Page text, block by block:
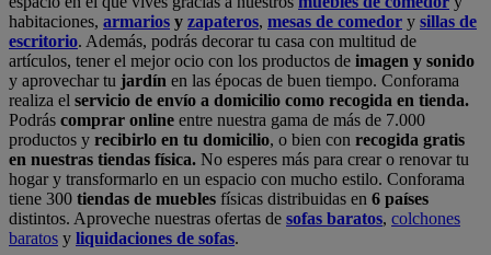
habitaciones, armarios y zapateros, mesas de comedor y sillas de
escritorio. Además, podrás decorar tu casa con multitud de
artículos, tener el mejor ocio con los productos de imagen y sonido
y aprovechar tu jardín en las épocas de buen tiempo. Conforama
realiza el servicio de envío a domicilio como recogida en tienda.
Podrás comprar online entre nuestra gama de más de 7.000
productos y recibirlo en tu domicilio, o bien con recogida gratis
en nuestras tiendas física. No esperes más para crear o renovar tu
hogar y transformarlo en un espacio con mucho estilo. Conforama
tiene 300 tiendas de muebles físicas distribuidas en 6 países
distintos. Aproveche nuestras ofertas de sofas baratos, colchones
baratos y liquidaciones de sofas.